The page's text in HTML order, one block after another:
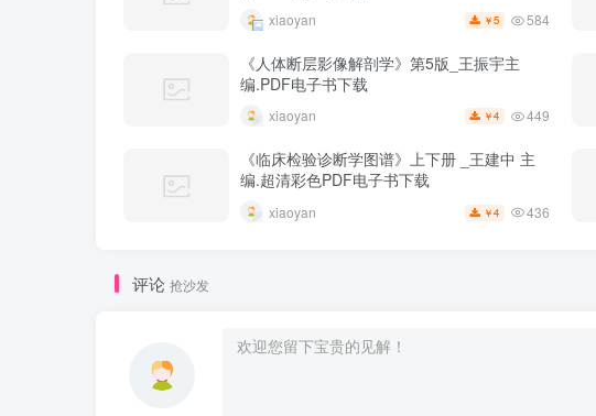
xiaoyan ￥5 584
《人体断层影像解剖学》第5版_王振宇主
编.PDF电子书下载
xiaoyan ￥4 449
《临床检验诊断学图谱》上下册 _王建中 主
编.超清彩色PDF电子书下载
xiaoyan ￥4 436
评论 抢沙发